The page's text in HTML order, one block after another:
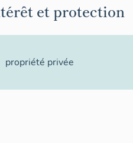
et protection
propriété privée